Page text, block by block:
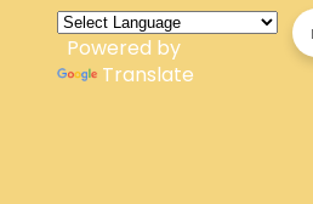
Powered by
Translate